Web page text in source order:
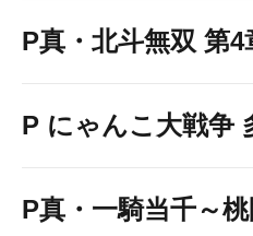
P真・北斗無双 第4
P にゃんこ大戦争
P真・一騎当千～